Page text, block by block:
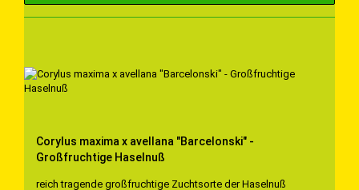
Corylus maxima x avellana "Barcelonski" -
Großfruchtige Haselnuß
reich tragende großfruchtige Zuchtsorte der Haselnuß